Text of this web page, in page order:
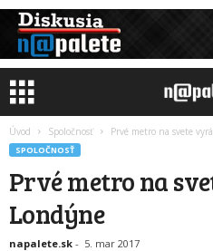
Úvod Spoločnosť Prvé metro na svete
SPOLOČNOSŤ
Prvé metro na
Londýne
napalete.sk - 5. mar 2017